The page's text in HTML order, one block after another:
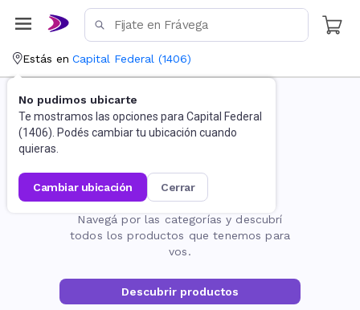
Estás en Capital Federal (1406)
No pudimos ubicarte
Te mostramos las opciones para Capital Federal
(1406). Podés cambiar tu ubicación cuando
quieras.
cambiar ubicación cerrar
La página no existe
Navegá por las categorías y descubrí
todos los productos que tenemos para
vos.
Descubrir productos